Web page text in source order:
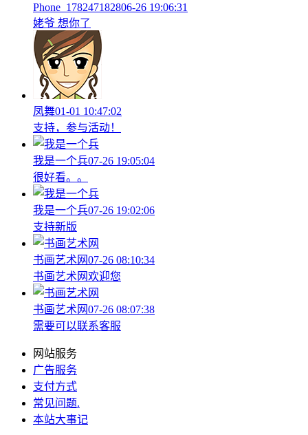
Phone_178247182806-26 19:06:31
姥爷 想你了
凤舞01-01 10:47:02
支持，参与活动！
我是一个兵07-26 19:05:04
很好看。。
我是一个兵07-26 19:02:06
支持新版
书画艺术网07-26 08:10:34
书画艺术网欢迎您
书画艺术网07-26 08:07:38
需要可以联系客服
网站服务
广告服务
支付方式
常见问题.
本站大事记